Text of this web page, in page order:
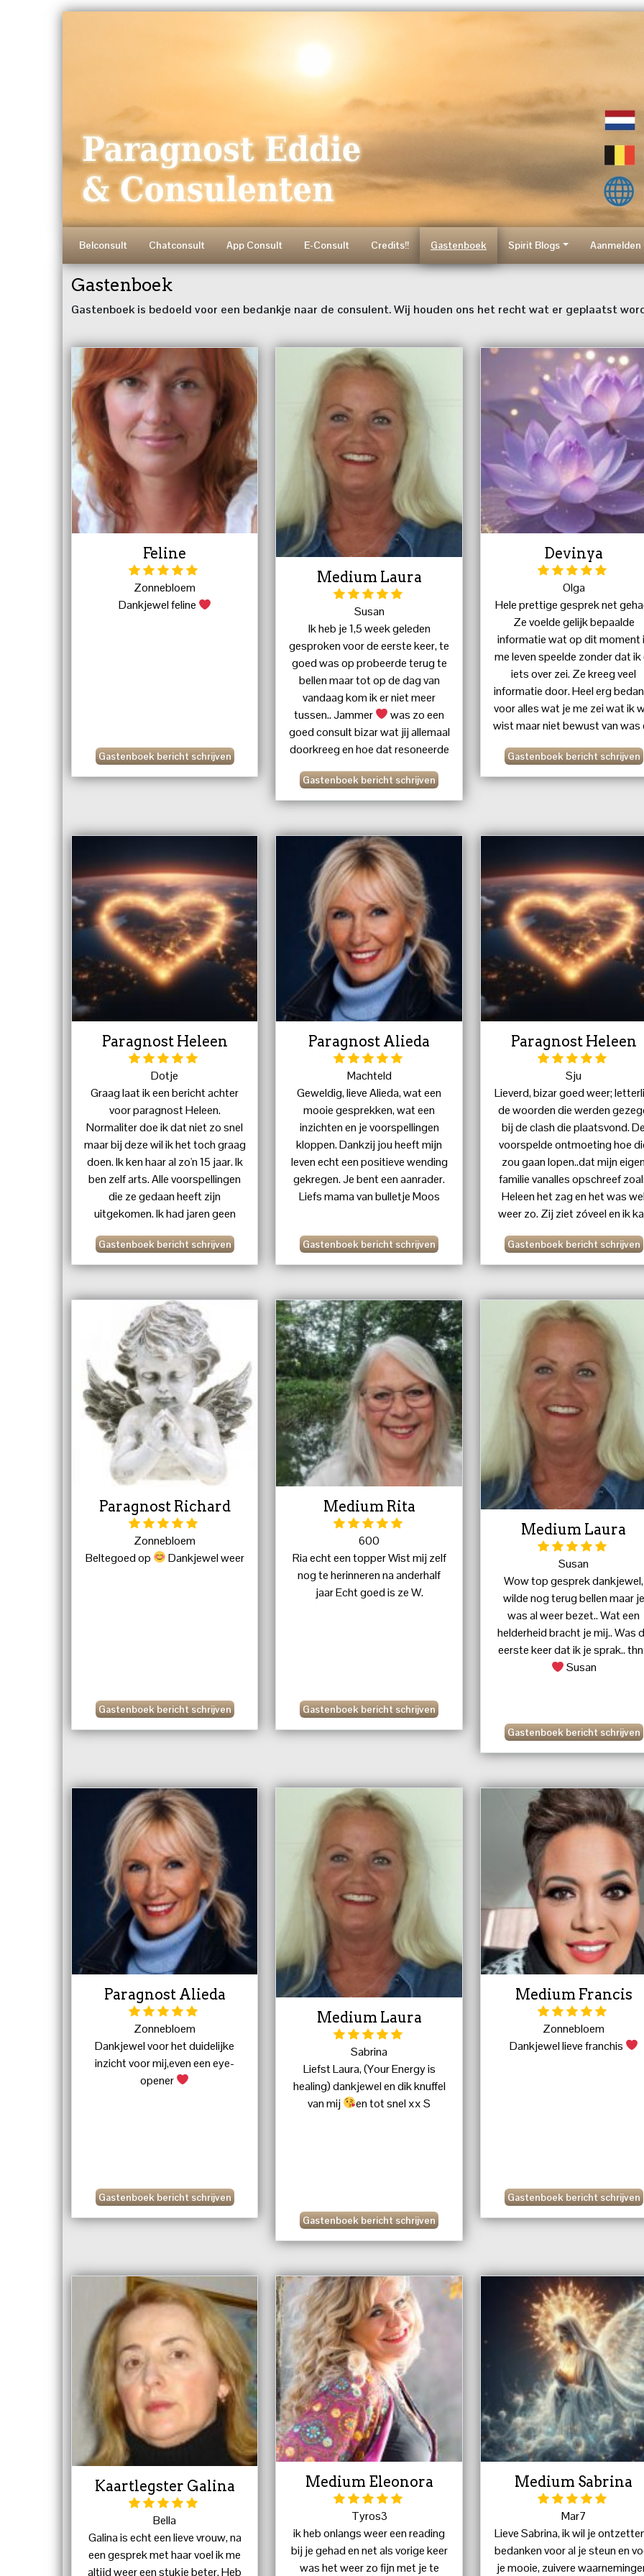
Belconsult Chatconsult App Consult E-Consult Credits!! Gastenboek Spirit Blogs
Gastenboek
Gastenboek is bedoeld voor een bedankje naar de consulent. Wij houden ons het recht wat er geplaatst
Feline
Zonnebloem
Dankjewel feline
Gastenboek bericht schrijven
Medium Laura
Susan
Ik heb je 1,5 week geleden
gesproken voor de eerste keer, te
goed was op probeerde terug te
bellen maar tot op de dag van
vandaag kom ik er niet meer
tussen.. Jammer
was zo een
goed consult bizar wat jij allemaal
doorkreeg en hoe dat resoneerde
Gastenboek bericht schrijven
Devinya
Olga
Hele prettige gesprek net
Ze voelde gelijk bepaalde
informatie wat op dit moment
me leven speelde zonder dat ik
iets over zei. Ze kreeg veel
informatie door. Heel erg
voor alles wat je me zei wat ik
wist maar niet bewust van was
me leven.
Gastenboek bericht schrijven
Paragnost Heleen
Dotje
Graag laat ik een bericht achter
voor paragnost Heleen.
Normaliter doe ik dat niet zo snel
maar bij deze wil ik het toch graag
doen. Ik ken haar al zo'n 15 jaar. Ik
ben zelf arts. Alle voorspellingen
die ze gedaan heeft zijn
uitgekomen. Ik had jaren geen
bleef zeggen dat ze het goed zag
komen, iets wat ik totaal niet kon
vertelde ze over iemand die zijn
gezondheid zou veranderen, ook
dat kwam uit. Ik weet dat het
bizar klinkt, maar het is echt
gebeurd. Heleen heeft me overal
door heen geholpen, door alle
moeilijke tijden. Ze is een enorme
engel op aarde. Ik ben haar veel
dank verschuldigd. Ze bakt geen
zoete broodjes met je, maar zegt
eerlijk hoe het is. Ze is beter dan
welke psycholoog dan ook.
Gastenboek bericht schrijven
Paragnost Alieda
Machteld
Geweldig, lieve Alieda, wat een
mooie gesprekken, wat een
inzichten en je voorspellingen
kloppen. Dankzij jou heeft mijn
leven echt een positieve wending
gekregen. Je bent een aanrader.
Liefs mama van bulletje Moos
Gastenboek bericht schrijven
Paragnost Heleen
Sju
Lieverd, bizar goed weer;
de woorden die werden
bij de clash die plaatsvond. De
voorspelde ontmoeting hoe
zou gaan lopen..dat mijn eigen
familie vanalles opschreef
Heleen het zag en het was
weer zo. Zij ziet zóveel en ik
bevestigen. Bij haar voel ik me
altijd veilig, gezien en
dankjewel weer. Veel liefs.
Gastenboek bericht schrijven
Paragnost Richard
Zonnebloem
Beltegoed op
Dankjewel weer
Gastenboek bericht schrijven
Medium Rita
600
Ria echt een topper Wist mij zelf
nog te herinneren na anderhalf
jaar Echt goed is ze W.
Gastenboek bericht schrijven
Medium Laura
Susan
Wow top gesprek dankjewel,
wilde nog terug bellen maar je
was al weer bezet.. Wat een
helderheid bracht je mij.. Was
eerste keer dat ik je sprak..
Susan
Gastenboek bericht schrijven
Paragnost Alieda
Zonnebloem
Dankjewel voor het duidelijke
inzicht voor mij,even een eye-
opener
Gastenboek bericht schrijven
Medium Laura
Sabrina
Liefst Laura, (Your Energy is
healing) dankjewel en dik knuffel
van mij
en tot snel xx S
Gastenboek bericht schrijven
Medium Francis
Zonnebloem
Dankjewel lieve franchis
Gastenboek bericht schrijven
Kaartlegster Galina
Bella
Galina is echt een lieve vrouw, na
een gesprek met haar voel ik me
altijd weer een stukje beter. Heb
Medium Eleonora
Tyros3
ik heb onlangs weer een reading
bij je gehad en net als vorige keer
was het weer zo fijn met je te
Medium Sabrina
Mar7
Lieve Sabrina, ik wil je
bedanken voor al je steun en
je mooie, zuivere